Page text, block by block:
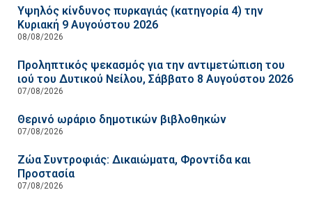
Υψηλός κίνδυνος πυρκαγιάς (κατηγορία 4) την
Κυριακή 9 Αυγούστου 2026
08/08/2026
Προληπτικός ψεκασμός για την αντιμετώπιση του
ιού του Δυτικού Νείλου, Σάββατο 8 Αυγούστου 2026
07/08/2026
Θερινό ωράριο δημοτικών βιβλοθηκών
07/08/2026
Ζώα Συντροφιάς: Δικαιώματα, Φροντίδα και
Προστασία
07/08/2026